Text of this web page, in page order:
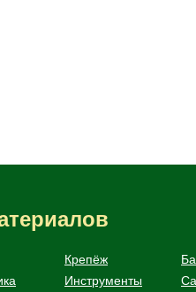
Крепёж
Инструменты